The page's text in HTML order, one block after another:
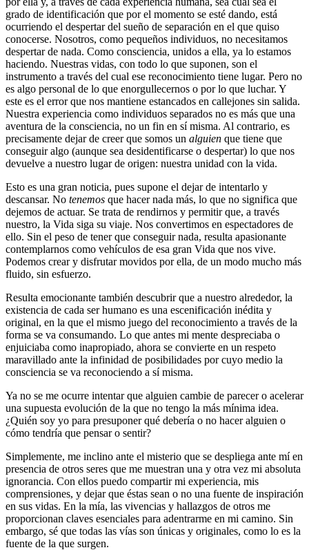
grado de identificación que por el momento se esté dando, está
ocurriendo el despertar del sueño de separación en el que quiso
conocerse. Nosotros, como pequeños individuos, no necesitamos
despertar de nada. Como consciencia, unidos a ella, ya lo estamos
haciendo. Nuestras vidas, con todo lo que suponen, son el
instrumento a través del cual ese reconocimiento tiene lugar. Pero no
es algo personal de lo que enorgullecernos o por lo que luchar. Y
este es el error que nos mantiene estancados en callejones sin salida.
Nuestra experiencia como individuos separados no es más que una
aventura de la consciencia, no un fin en sí misma. Al contrario, es
precisamente dejar de creer que somos un alguien que tiene que
conseguir algo (aunque sea desidentificarse o despertar) lo que nos
devuelve a nuestro lugar de origen: nuestra unidad con la vida.
Esto es una gran noticia, pues supone el dejar de intentarlo y
descansar. No tenemos que hacer nada más, lo que no significa que
dejemos de actuar. Se trata de rendirnos y permitir que, a través
nuestro, la Vida siga su viaje. Nos convertimos en espectadores de
ello. Sin el peso de tener que conseguir nada, resulta apasionante
contemplarnos como vehículos de esa gran Vida que nos vive.
Podemos crear y disfrutar movidos por ella, de un modo mucho más
fluido, sin esfuerzo.
Resulta emocionante también descubrir que a nuestro alrededor, la
existencia de cada ser humano es una escenificación inédita y
original, en la que el mismo juego del reconocimiento a través de la
forma se va consumando. Lo que antes mi mente despreciaba o
enjuiciaba como inapropiado, ahora se convierte en un respeto
maravillado ante la infinidad de posibilidades por cuyo medio la
consciencia se va reconociendo a sí misma.
Ya no se me ocurre intentar que alguien cambie de parecer o acelerar
una supuesta evolución de la que no tengo la más mínima idea.
¿Quién soy yo para presuponer qué debería o no hacer alguien o
cómo tendría que pensar o sentir?
Simplemente, me inclino ante el misterio que se despliega ante mí en
presencia de otros seres que me muestran una y otra vez mi absoluta
ignorancia. Con ellos puedo compartir mi experiencia, mis
comprensiones, y dejar que éstas sean o no una fuente de inspiración
en sus vidas. En la mía, las vivencias y hallazgos de otros me
proporcionan claves esenciales para adentrarme en mi camino. Sin
embargo, sé que todas las vías son únicas y originales, como lo es la
fuente de la que surgen.